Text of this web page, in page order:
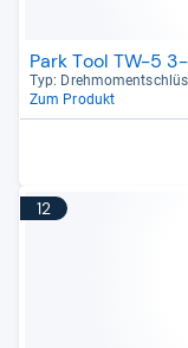
Park Tool TW-5
Typ:
Zum Produkt
12